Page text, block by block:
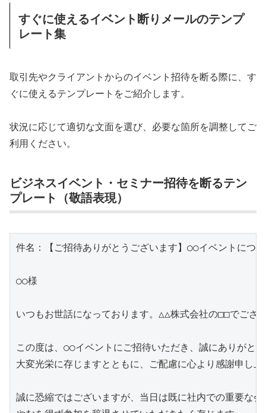
すぐに使えるイベント断りメールのテンプ
レート集
取引先やクライアントからのイベント招待を断る際に、す
ぐに使えるテンプレートをご紹介します。
状況に応じて適切な文面を選び、必要な箇所を調整してご
利用ください。
ビジネスイベント・セミナー招待を断るテン
プレート（敬語表現）
件名：【ご招待ありがとうございます】○○イベントにつ
○○様
いつもお世話になっております。△△株式会社の□□でござ
この度は、○○イベントにご招待いただき、誠にありがと
大変光栄に存じますとともに、ご配慮に心より感謝申し上
誠に恐縮ではございますが、当日は既に社内での重要な